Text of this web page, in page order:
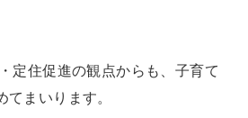
定住促進の観点からも、子育て
てまいります。